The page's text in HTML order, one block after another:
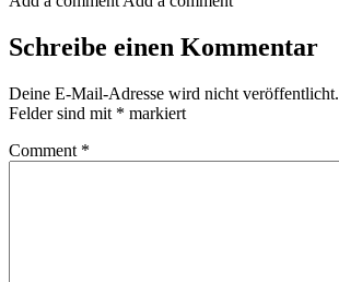
Schreibe einen Kommentar
Deine E-Mail-Adresse wird nicht veröffentlicht.
Felder sind mit * markiert
Comment *